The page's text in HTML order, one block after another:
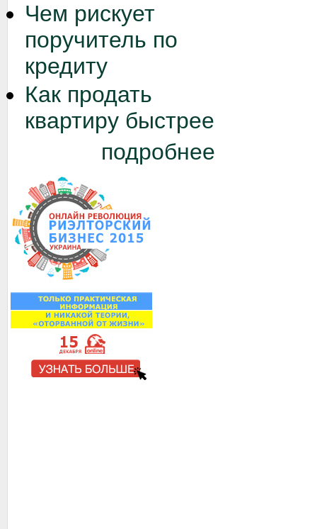
Чем рискует
поручитель по
кредиту
Как продать
квартиру быстрее
подробнее